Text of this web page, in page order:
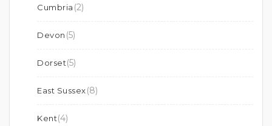
Cumbria (2)
Devon (5)
Dorset(5)
East Sussex(8)
Kent(4)